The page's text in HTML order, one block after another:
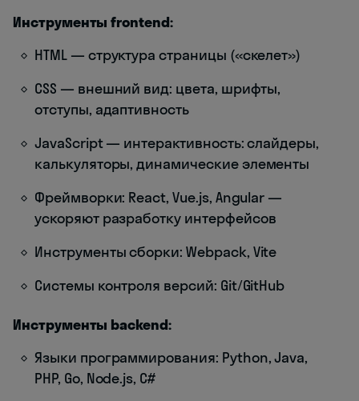
Инструменты frontend:
HTML — структура страницы («скелет»)
CSS — внешний вид: цвета, шрифты,
отступы, адаптивность
JavaScript — интерактивность: слайдеры,
калькуляторы, динамические элементы
Фреймворки: React, Vue.js, Angular —
ускоряют разработку интерфейсов
Инструменты сборки: Webpack, Vite
Системы контроля версий: Git/GitHub
Инструменты backend:
Языки программирования: Python, Java,
PHP, Go, Node.js, C#